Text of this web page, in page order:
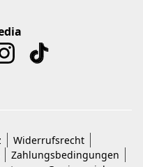
Widerrufsrecht
Zahlungsbedingungen